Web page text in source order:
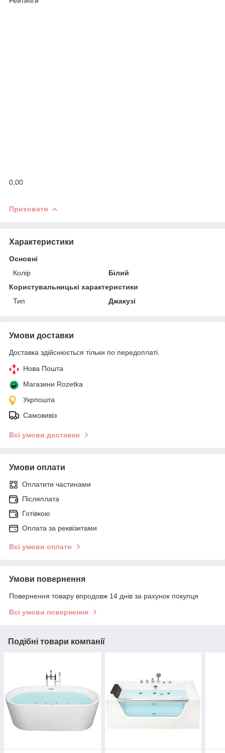
0,00
Приховати
Характеристики
Основні
Колір
Білий
Користувальницькі характеристики
Тип
Джакузі
Умови доставки
Доставка здійснюється тільки по передоплаті.
Нова Пошта
Магазини Rozetka
Укрпошта
Самовивіз
Всі умови доставки
Умови оплати
Оплатити частинами
Післяплата
Готівкою
Оплата за реквізитами
Всі умови оплати
Умови повернення
Повернення товару впродовж 14 днів за рахунок покупця
Всі умови повернення
Подібні товари компанії